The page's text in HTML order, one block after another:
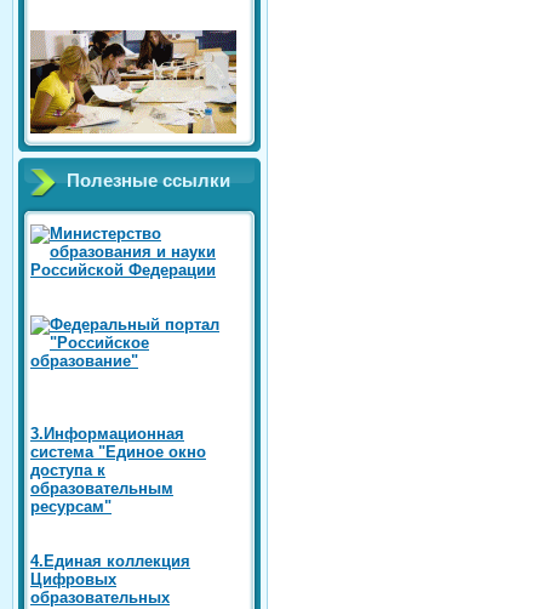
Полезные ссылки
3.Информационная
система "Единое окно
доступа к
образовательным
ресурсам"
4.Единая коллекция
Цифровых
образовательных